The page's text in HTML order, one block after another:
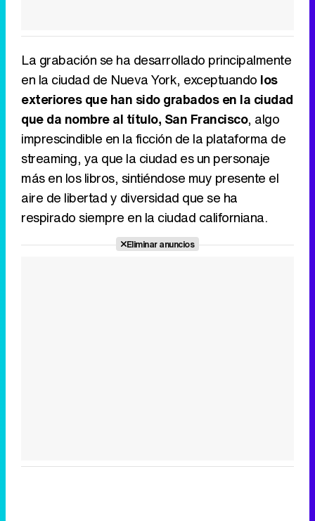
La grabación se ha desarrollado principalmente
en la ciudad de Nueva York, exceptuando los
exteriores que han sido grabados en la ciudad
que da nombre al título, San Francisco, algo
imprescindible en la ficción de la plataforma de
streaming, ya que la ciudad es un personaje
más en los libros, sintiéndose muy presente el
aire de libertad y diversidad que se ha
respirado siempre en la ciudad californiana.
Eliminar anuncios